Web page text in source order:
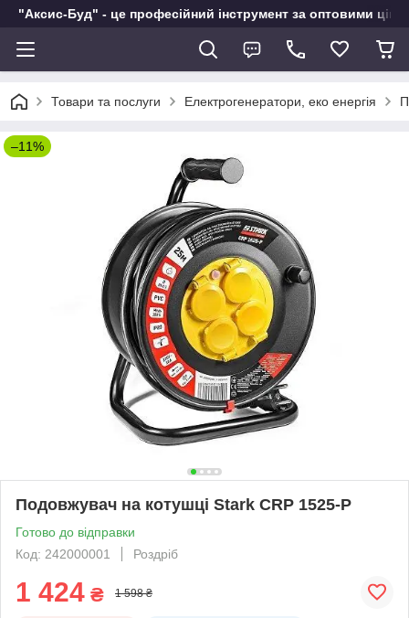
"Аксис-Буд" - це професійний інструмент за оптовими
Товари та послуги Електрогенератори, еко енергія
–11%
Подовжувач на котушці Stark CRP 1525-P
Готово до відправки
Код: 242000001
Роздріб
1 424 ₴ 1 598 ₴